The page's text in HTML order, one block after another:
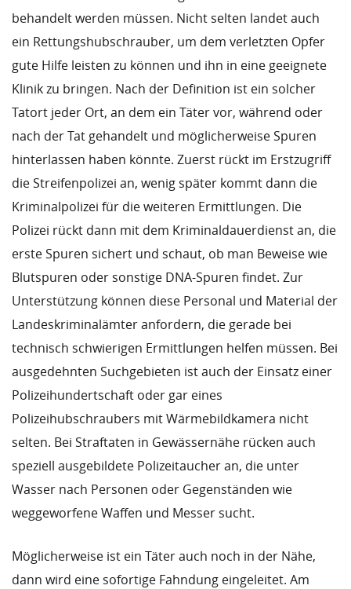
behandelt werden müssen. Nicht selten landet auch
ein Rettungshubschrauber, um dem verletzten Opfer
gute Hilfe leisten zu können und ihn in eine geeignete
Klinik zu bringen. Nach der Definition ist ein solcher
Tatort jeder Ort, an dem ein Täter vor, während oder
nach der Tat gehandelt und möglicherweise Spuren
hinterlassen haben könnte. Zuerst rückt im Erstzugriff
die Streifenpolizei an, wenig später kommt dann die
Kriminalpolizei für die weiteren Ermittlungen. Die
Polizei rückt dann mit dem Kriminaldauerdienst an, die
erste Spuren sichert und schaut, ob man Beweise wie
Blutspuren oder sonstige DNA-Spuren findet. Zur
Unterstützung können diese Personal und Material der
Landeskriminalämter anfordern, die gerade bei
technisch schwierigen Ermittlungen helfen müssen. Bei
ausgedehnten Suchgebieten ist auch der Einsatz einer
Polizeihundertschaft oder gar eines
Polizeihubschraubers mit Wärmebildkamera nicht
selten. Bei Straftaten in Gewässernähe rücken auch
speziell ausgebildete Polizeitaucher an, die unter
Wasser nach Personen oder Gegenständen wie
weggeworfene Waffen und Messer sucht.
Möglicherweise ist ein Täter auch noch in der Nähe,
dann wird eine sofortige Fahndung eingeleitet. Am